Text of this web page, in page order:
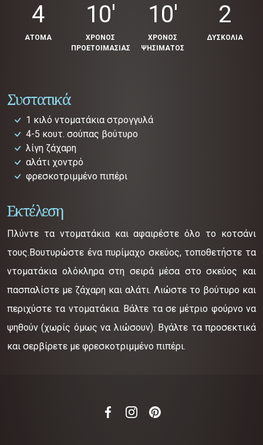
4
ΑΤΟΜΑ
10'
ΧΡΟΝΟΣ
ΠΡΟΕΤΟΙΜΑΣΙΑΣ
10'
ΧΡΟΝΟΣ
ΨΗΣΙΜΑΤΟΣ
2
ΔΥΣΚΟΛΙΑ
Συστατικά
1 κιλό ντοματάκια στρογγυλά
4-5 κουτ. σούπας βούτυρο
λίγη ζάχαρη
αλάτι χοντρό
φρεσκοτριμμένο πιπέρι
Εκτέλεση
Πλύντε τα ντοματάκια και αφαιρέστε όλο το κοτσάνι
τους.Βουτυρώστε ένα πυρίμαχο σκεύος, τοποθετήστε τα
ντοματάκια ολόκληρα στη σειρά μέσα στο σκεύος και
πασπαλίστε με ζάχαρη και αλάτι. Λιώστε το βούτυρο και
περιχύστε τα ντοματάκια. Βάλτε τα σε μέτριο φούρνο να
ψηθούν (χωρίς όμως να λιώσουν). Βγάλτε τα προσεκτικά
και σερβίρετε με φρεσκοτριμμένο πιπέρι.